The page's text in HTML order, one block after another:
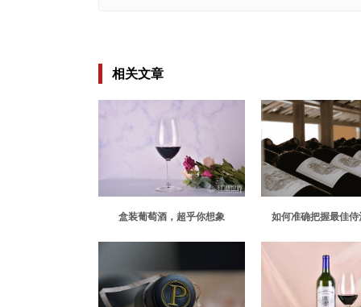
相关文章
盒装葡萄酒，超乎你想象 如何准确把握最佳侍